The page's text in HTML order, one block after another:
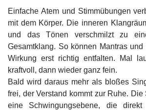
Einfache Atem und Stimmübungen
mit dem Körper. Die inneren
und das Tönen verschmilzt zu
Gesamtklang. So können Mantras
Wirkung erst richtig entfalten. Mal
kraftvoll, dann wieder ganz fein.
Bald wird daraus mehr als bloßes
frei, der Verstand kommt zur Ruhe. Die
eine Schwingungsebene, die